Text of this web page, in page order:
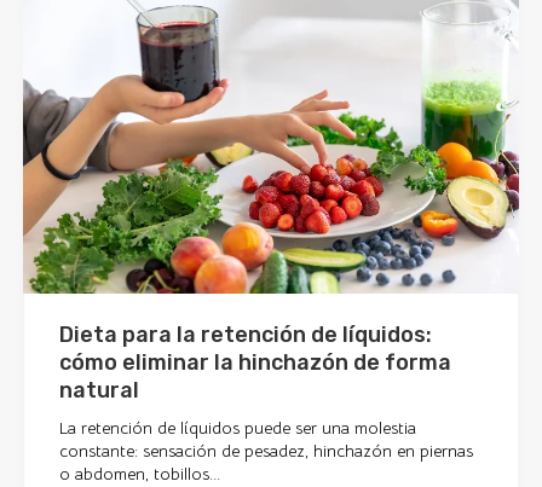
Dieta para la retención de líquidos:
cómo eliminar la hinchazón de forma
natural
La retención de líquidos puede ser una molestia
constante: sensación de pesadez, hinchazón en piernas
o abdomen, tobillos...